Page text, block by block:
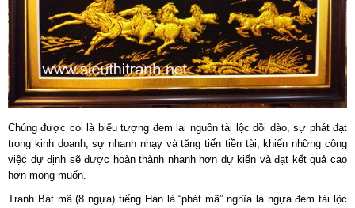
Chúng được coi là biểu tượng đem lại nguồn tài lộc dồi dào, sự phát đạt
trong kinh doanh, sự nhanh nhạy và tăng tiến tiền tài, khiến những công
việc dự định sẽ được hoàn thành nhanh hơn dự kiến và đạt kết quả cao
hơn mong muốn.
Tranh Bát mã (8 ngựa) tiếng Hán là “phát mã” nghĩa là ngựa đem tài lộc